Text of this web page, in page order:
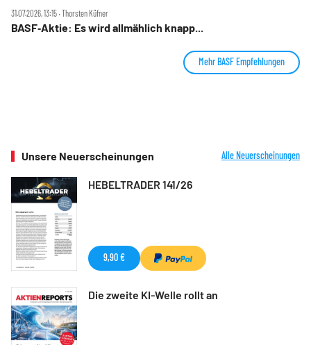
31.07.2026, 13:15 ‧ Thorsten Küfner
BASF‑Aktie: Es wird allmählich knapp...
Mehr BASF Empfehlungen
Unsere Neuerscheinungen Alle Neuerscheinungen
HEBELTRADER 141/26
9,90 €
Die zweite KI-Welle rollt an